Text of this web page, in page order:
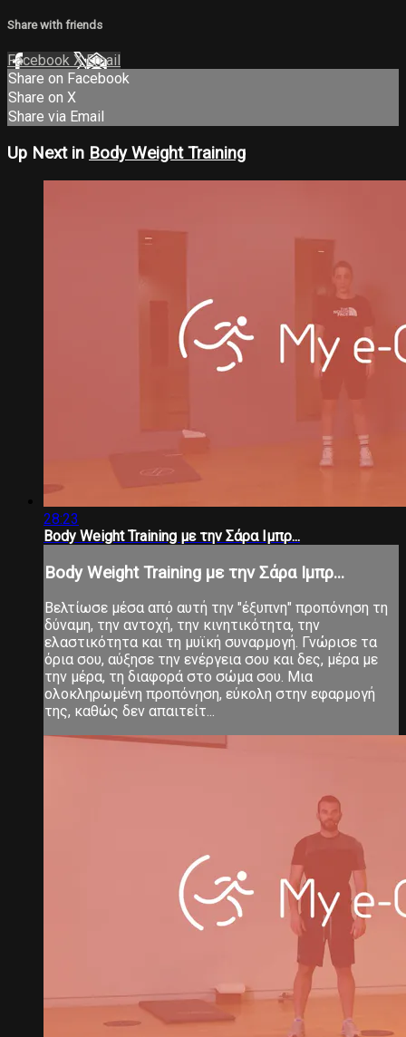
Share with friends
Facebook XEmail
Share on Facebook
Share on X
Share via Email
Up Next in Body Weight Training
28:23
Body Weight Training με την Σάρα Ιμπρ...
Body Weight Training με την Σάρα Ιμπρ...
Βελτίωσε μέσα από αυτή την "έξυπνη" προπόνηση τη
δύναμη, την αντοχή, την κινητικότητα, την
ελαστικότητα και τη μυϊκή συναρμογή. Γνώρισε τα
όρια σου, αύξησε την ενέργεια σου και δες, μέρα με
την μέρα, τη διαφορά στο σώμα σου. Μια
ολοκληρωμένη προπόνηση, εύκολη στην εφαρμογή
της, καθώς δεν απαιτείτ...